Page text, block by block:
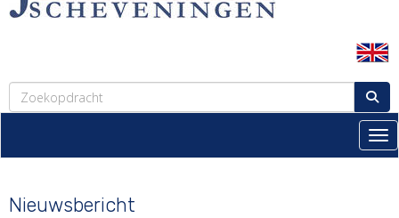
Nieuwsbericht